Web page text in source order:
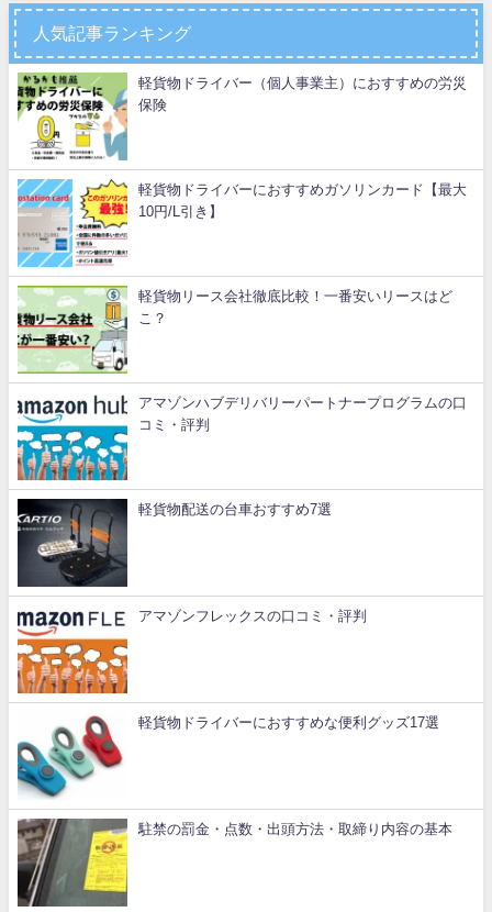
人気記事ランキング
軽貨物ドライバー（個人事業主）におすすめの労災
保険
軽貨物ドライバーにおすすめガソリンカード【最大
10円/L引き】
軽貨物リース会社徹底比較！一番安いリースはど
こ？
アマゾンハブデリバリーパートナープログラムの口
コミ・評判
軽貨物配送の台車おすすめ7選
アマゾンフレックスの口コミ・評判
軽貨物ドライバーにおすすめな便利グッズ17選
駐禁の罰金・点数・出頭方法・取締り内容の基本